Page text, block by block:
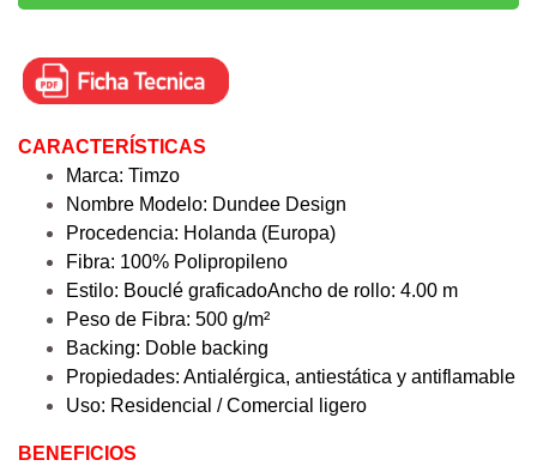
CARACTERÍSTICAS
Marca: Timzo
Nombre Modelo: Dundee Design
Procedencia: Holanda (Europa)
Fibra: 100% Polipropileno
Estilo: Bouclé graficadoAncho de rollo: 4.00 m
Peso de Fibra: 500 g/m²
Backing: Doble backing
Propiedades: Antialérgica, antiestática y antiflamable
Uso: Residencial / Comercial ligero
BENEFICIOS